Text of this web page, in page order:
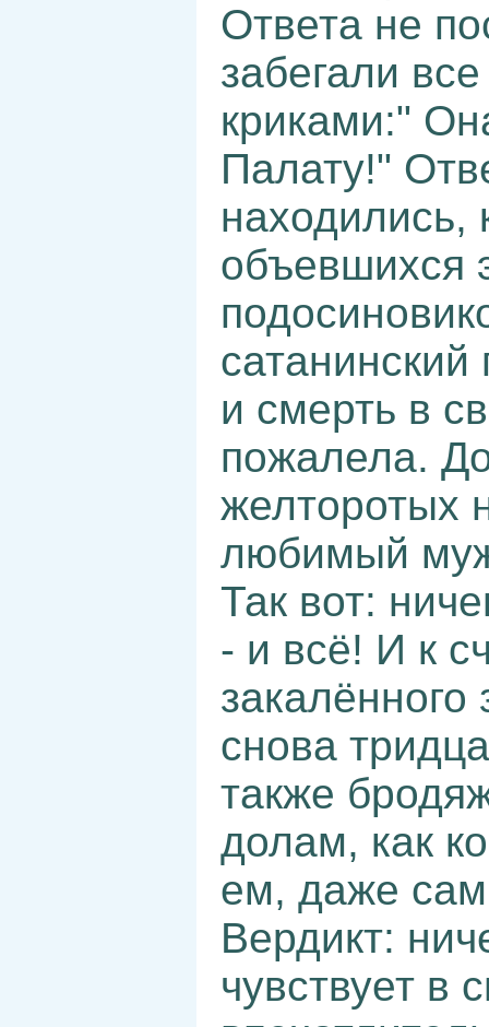
Ответа не
забегали
криками:"
Палату!"
объевшихся
и смерть в
пожалела.
любимый
Так вот:
- и всё! И к
снова
также
долам, как
ем, даже
Вердикт:
чувствует в